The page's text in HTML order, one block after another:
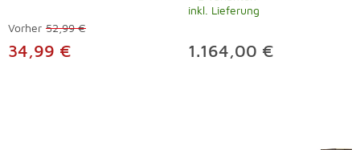
Vorher 52,99 €
34,99 €
inkl. Lieferung
1.164,00 €